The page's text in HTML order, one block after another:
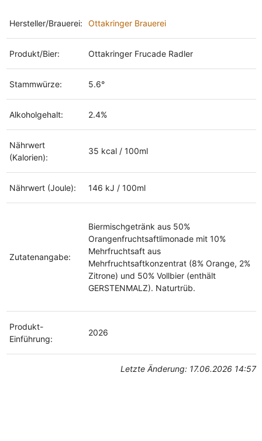
Hersteller/Brauerei: Ottakringer Brauerei
Produkt/Bier: Ottakringer Frucade Radler
Stammwürze: 5.6°
Alkoholgehalt: 2.4%
Nährwert
(Kalorien):
35 kcal / 100ml
Nährwert (Joule): 146 kJ / 100ml
Zutatenangabe:
Biermischgetränk aus 50%
Orangenfruchtsaftlimonade mit 10%
Mehrfruchtsaft aus
Mehrfruchtsaftkonzentrat (8% Orange, 2%
Zitrone) und 50% Vollbier (enthält
GERSTENMALZ). Naturtrüb.
Produkt-
Einführung:
2026
Letzte Änderung: 17.06.2026 14:57